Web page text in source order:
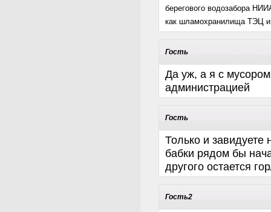
берегового водозабора
как шламохранилища ТЭЦ и
Гость
Да уж, а я с
администрацией
Гость
Только и
бабки рядом бы
другого остается
Гость2